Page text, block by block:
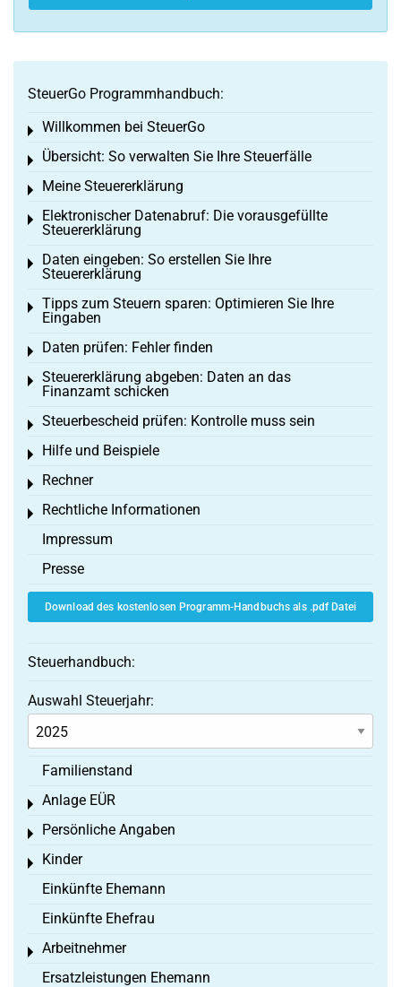
SteuerGo Programmhandbuch:
Willkommen bei SteuerGo
Toggle menu
Übersicht: So verwalten Sie Ihre Steuerfälle
Toggle menu
Meine Steuererklärung
Toggle menu
Elektronischer Datenabruf: Die vorausgefüllte
Steuererklärung
Toggle menu
Daten eingeben: So erstellen Sie Ihre
Steuererklärung
Toggle menu
Tipps zum Steuern sparen: Optimieren Sie Ihre
Eingaben
Toggle menu
Daten prüfen: Fehler finden
Toggle menu
Steuererklärung abgeben: Daten an das
Finanzamt schicken
Toggle menu
Steuerbescheid prüfen: Kontrolle muss sein
Toggle menu
Hilfe und Beispiele
Toggle menu
Rechner
Toggle menu
Rechtliche Informationen
Toggle menu
Impressum
Presse
Download des kostenlosen Programm-Handbuchs als .pdf Datei
Steuerhandbuch:
Auswahl Steuerjahr:
Familienstand
Anlage EÜR
Toggle menu
Persönliche Angaben
Toggle menu
Kinder
Toggle menu
Einkünfte Ehemann
Einkünfte Ehefrau
Arbeitnehmer
Toggle menu
Ersatzleistungen Ehemann